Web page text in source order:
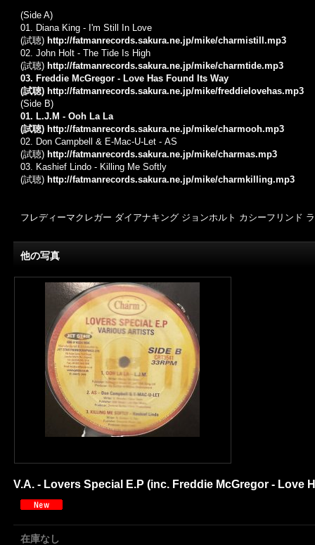
(Side A)
01. Diana King - I'm Still In Love
(試聴) http://fatmanrecords.sakura.ne.jp/mike/charmistill.mp3
02. John Holt - The Tide Is High
(試聴) http://fatmanrecords.sakura.ne.jp/mike/charmtide.mp3
03. Freddie McGregor - Love Has Found Its Way
(試聴) http://fatmanrecords.sakura.ne.jp/mike/freddielovehas.mp3
(Side B)
01. L.J.M - Ooh La La
(試聴) http://fatmanrecords.sakura.ne.jp/mike/charmooh.mp3
02. Don Campbell & E-Mac-U-Let - AS
(試聴) http://fatmanrecords.sakura.ne.jp/mike/charmas.mp3
03. Kashief Lindo - Killing Me Softly
(試聴) http://fatmanrecords.sakura.ne.jp/mike/charmkilling.mp3
フレディーマクレガー ダイアナキング ジョンホルト カシーフリンド
他の写真
V.A. - Lovers Special E.P (inc. Freddie McGregor - Love
在庫なし